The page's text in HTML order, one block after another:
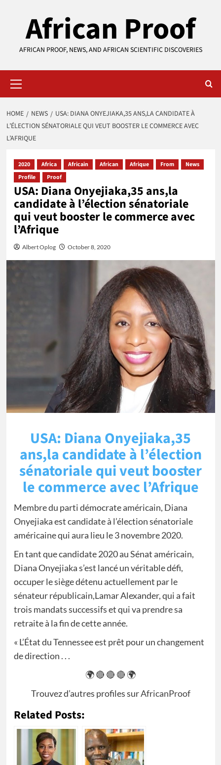
African Proof
AFRICAN PROOF, NEWS, AND AFRICAN SCIENTIFIC DISCOVERIES
Menu
HOME NEWS
USA: DIANA ONYEJIAKA,35 ANS,LA CANDIDATE À
L’ÉLECTION SÉNATORIALE QUI VEUT BOOSTER LE COMMERCE AVEC
L’AFRIQUE
2020 Africa Africain African Afrique From
News
Profile
Proof
USA: Diana Onyejiaka,35 ans,la
candidate à l’élection sénatoriale
qui veut booster le commerce avec
l’Afrique
Albert Oplog October 8, 2020
USA: Diana Onyejiaka,35
ans,la candidate à l’élection
sénatoriale qui veut booster
le commerce avec l’Afrique
Membre du parti démocrate américain, Diana
Onyejiaka est candidate à l’élection sénatoriale
américaine qui aura lieu le 3 novembre 2020.
En tant que candidate 2020 au Sénat américain,
Diana Onyejiaka s’est lancé un véritable défi,
occuper le siège détenu actuellement par le
sénateur républicain,Lamar Alexander, qui a fait
trois mandats successifs et qui va prendre sa
retraite à la fin de cette année.
« L’État du Tennessee est prêt pour un changement
de direction . . .
🌍 🔴 🔴 🔴 🌍
Trouvez d’autres profiles surAfricanProof
Related Posts: